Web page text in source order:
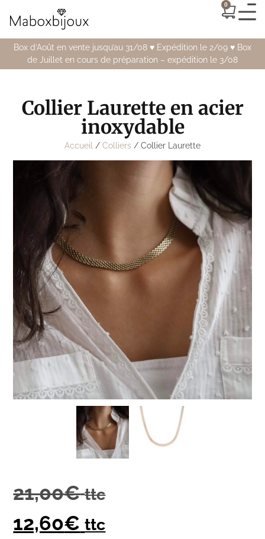
0
Box d’Août en vente jusqu’au 31/08 ♥️ Expédition le 2/09 ♥️ Box
de Juillet en cours de préparation – expédition le 3/08
Collier Laurette en acier
inoxydable
Accueil / Colliers / Collier Laurette
21,00€ ttc
12,60€ ttc